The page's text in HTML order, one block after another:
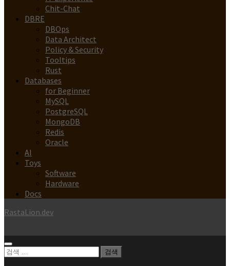
Chit-Chat
DBRE
DBOps
Data Architect
Policy & Security
Tooltips
Rust
Databases
for Beginner
MySQL
PostgreSQL
MongoDB
Redis
Oracle
AI
Toys
Software
Hardware
Docs
RastaLion.dev
검